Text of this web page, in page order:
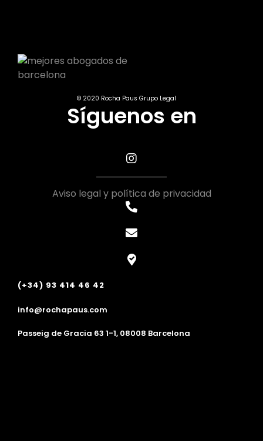
© 2020 Rocha Paus Grupo Legal
Síguenos en
Aviso legal y política de privacidad
(+34) 93 414 46 42
info@rochapaus.com
Passeig de Gracia 63 1-1, 08008 Barcelona